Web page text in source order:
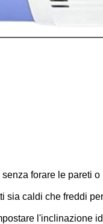
forare le pareti
sia caldi che freddi
l'inclinazione